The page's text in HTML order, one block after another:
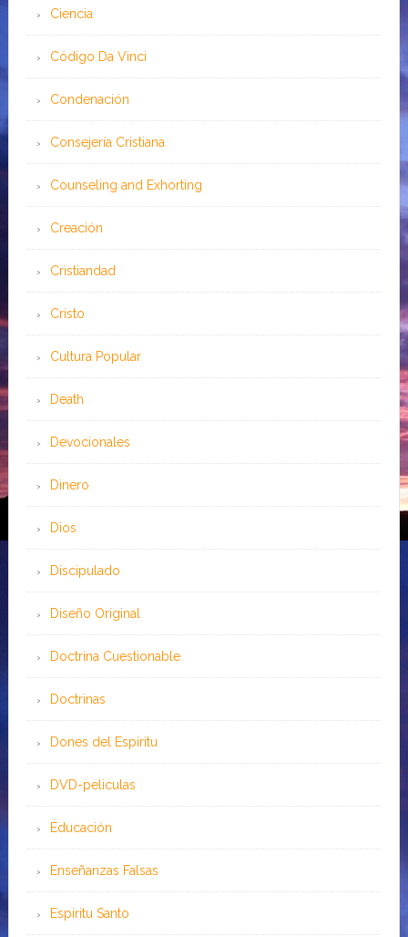
Ciencia
Código Da Vinci
Condenación
Consejería Cristiana
Counseling and Exhorting
Creación
Cristiandad
Cristo
Cultura Popular
Death
Devocionales
Dinero
Dios
Discipulado
Diseño Original
Doctrina Cuestionable
Doctrinas
Dones del Espíritu
DVD-peliculas
Educación
Enseñanzas Falsas
Espíritu Santo